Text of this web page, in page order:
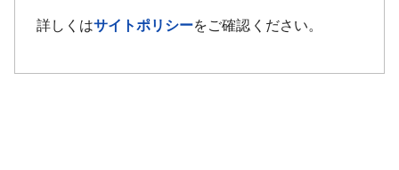
詳しくはサイトポリシーをご確認ください。